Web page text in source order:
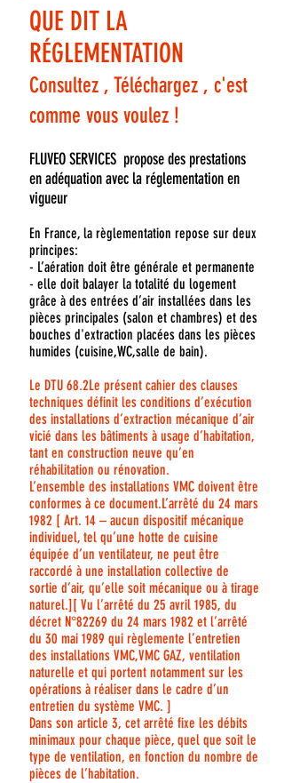
QUE DIT LA
RÉGLEMENTATION
Consultez , Téléchargez , c'est
comme vous voulez !
FLUVEO SERVICES propose des prestations
en adéquation avec la réglementation en
vigueur
En France, la règlementation repose sur deux
principes:
- L’aération doit être générale et permanente
- elle doit balayer la totalité du logement
grâce à des entrées d’air installées dans les
pièces principales (salon et chambres) et des
bouches d'extraction placées dans les pièces
humides (cuisine,WC,salle de bain).
Le DTU 68.2Le présent cahier des clauses
techniques définit les conditions d’exécution
des installations d’extraction mécanique d’air
vicié dans les bâtiments à usage d’habitation,
tant en construction neuve qu’en
réhabilitation ou rénovation.
L’ensemble des installations VMC doivent être
conformes à ce document.L’arrêté du 24 mars
1982 [ Art. 14 – aucun dispositif mécanique
individuel, tel qu’une hotte de cuisine
équipée d’un ventilateur, ne peut être
raccordé à une installation collective de
sortie d’air, qu’elle soit mécanique ou à tirage
naturel.][ Vu l’arrêté du 25 avril 1985, du
décret N°82269 du 24 mars 1982 et l’arrêté
du 30 mai 1989 qui règlemente l’entretien
des installations VMC,VMC GAZ, ventilation
naturelle et qui portent notamment sur les
opérations à réaliser dans le cadre d’un
entretien du système VMC. ]
Dans son article 3, cet arrêté fixe les débits
minimaux pour chaque pièce, quel que soit le
type de ventilation, en fonction du nombre de
pièces de l’habitation.